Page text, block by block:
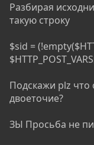
Разбирая
такую строку
$sid =
Подскажи plz что
двоеточие?
ЗЫ Просьба не